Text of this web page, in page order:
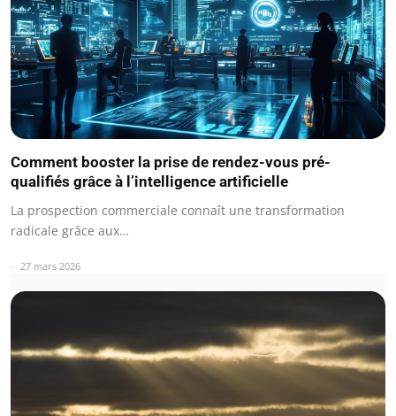
Comment booster la prise de rendez-vous pré-
qualifiés grâce à l’intelligence artificielle
La prospection commerciale connaît une transformation
radicale grâce aux…
27 mars 2026